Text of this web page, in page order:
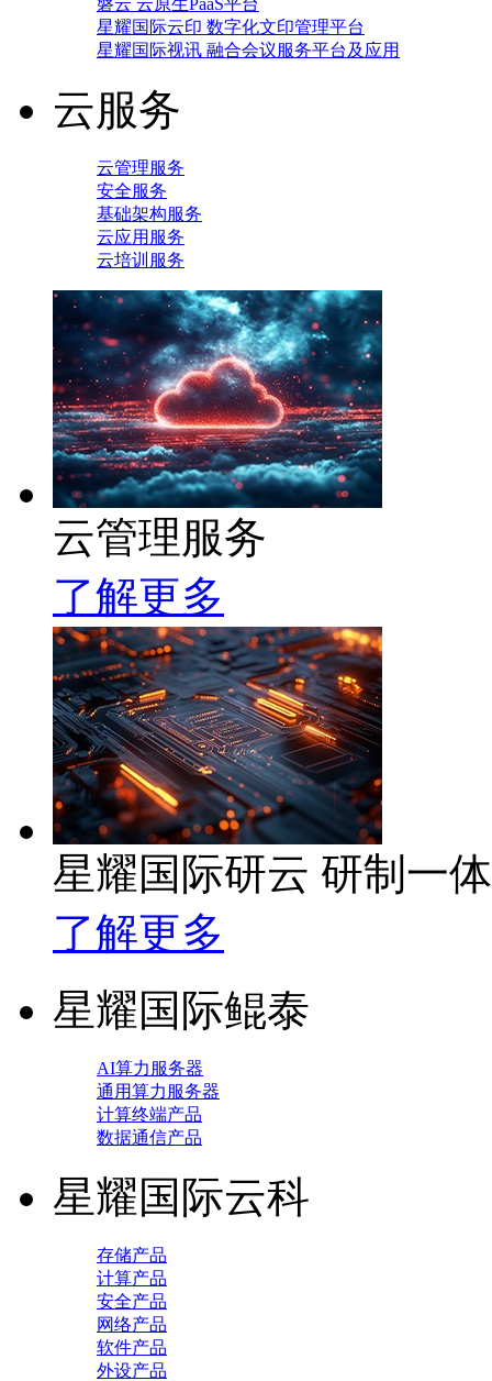
磐云 云原生PaaS平台
星耀国际云印 数字化文印管理平台
星耀国际视讯 融合会议服务平台及应用
云服务
云管理服务
安全服务
基础架构服务
云应用服务
云培训服务
云管理服务
了解更多
星耀国际研云 研制一
了解更多
星耀国际鲲泰
AI算力服务器
通用算力服务器
计算终端产品
数据通信产品
星耀国际云科
存储产品
计算产品
安全产品
网络产品
软件产品
外设产品